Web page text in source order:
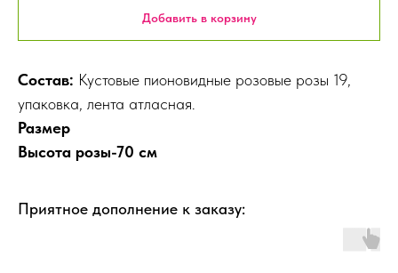
Добавить в корзину
Состав: Кустовые пионовидные розовые розы 19,
упаковка, лента атласная.
Размер
Высота розы-70 см
Приятное дополнение к заказу: